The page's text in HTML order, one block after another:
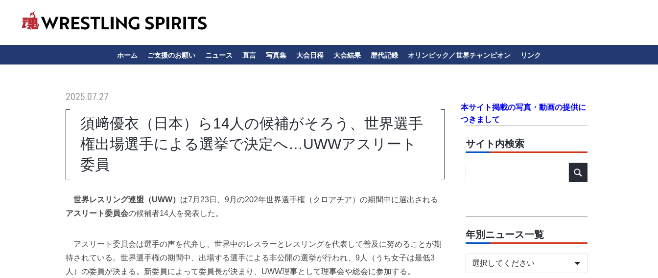
ホーム ご支援のお願い ニュース 直言 写真集 大会日程 大会結果 歴代記録 オリンピック／世界チャンピオン リンク
2025.07.27
須﨑優衣（日本）ら14人の候補がそろう、世界選手
権出場選手による選挙で決定へ…UWWアスリート
委員
世界レスリング連盟（UWW） は7月23日、9月の202年世界選手権（クロアチア）の期間中に選出される
アスリート委員会の候補者14人を発表した。
アスリート委員会は選手の声を代弁し、世界中のレスラーとレスリングを代表して普及に努めることが期
待されている。世界選手権の期間中、出場する選手による非公開の選挙が行われ、9人（うち女子は最低3
人）の委員が決まる。新委員によって委員長が決まり、UWW理事として理事会や総会に参加する。
本サイト掲載の写真・動画の提供に
つきまして
サイト内検索
年別ニュース一覧